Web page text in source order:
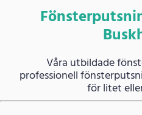
Våra utbildade
professionell
för litet